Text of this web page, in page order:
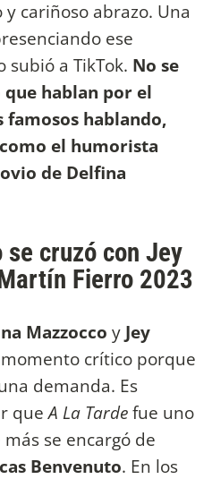
cariñoso abrazo. Una
ese
a TikTok. No se
hablan por el
hablando,
el humorista
de Delfina
se cruzó con Jey
Fierro 2023
Mazzocco y Jey
crítico porque
demanda. Es
queA La Tardefue uno
se encargó de
Benvenuto. En los